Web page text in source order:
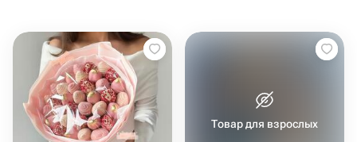
Товар для взрослых